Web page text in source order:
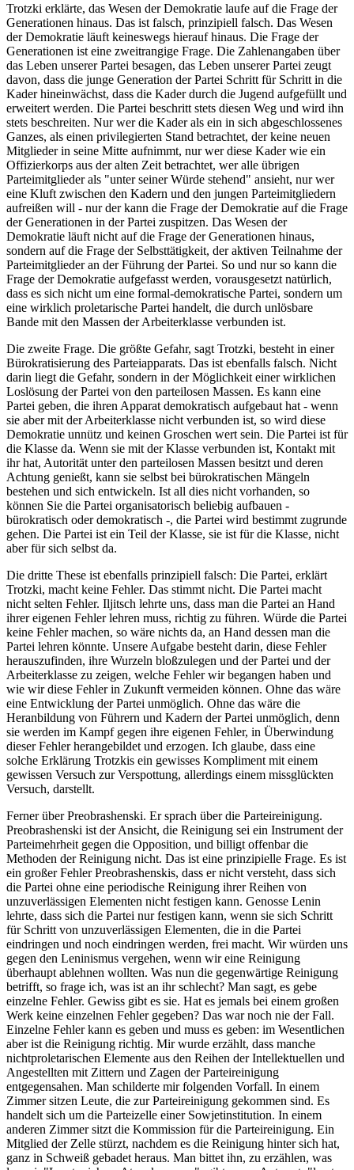
Trotzki erklärte, das Wesen der Demokratie laufe auf die Frage der
Generationen hinaus. Das ist falsch, prinzipiell falsch. Das Wesen
der Demokratie läuft keineswegs hierauf hinaus. Die Frage der
Generationen ist eine zweitrangige Frage. Die Zahlenangaben über
das Leben unserer Partei besagen, das Leben unserer Partei zeugt
davon, dass die junge Generation der Partei Schritt für Schritt in die
Kader hineinwächst, dass die Kader durch die Jugend aufgefüllt und
erweitert werden. Die Partei beschritt stets diesen Weg und wird ihn
stets beschreiten. Nur wer die Kader als ein in sich abgeschlossenes
Ganzes, als einen privilegierten Stand betrachtet, der keine neuen
Mitglieder in seine Mitte aufnimmt, nur wer diese Kader wie ein
Offizierkorps aus der alten Zeit betrachtet, wer alle übrigen
Parteimitglieder als "unter seiner Würde stehend" ansieht, nur wer
eine Kluft zwischen den Kadern und den jungen Parteimitgliedern
aufreißen will - nur der kann die Frage der Demokratie auf die Frage
der Generationen in der Partei zuspitzen. Das Wesen der
Demokratie läuft nicht auf die Frage der Generationen hinaus,
sondern auf die Frage der Selbsttätigkeit, der aktiven Teilnahme der
Parteimitglieder an der Führung der Partei. So und nur so kann die
Frage der Demokratie aufgefasst werden, vorausgesetzt natürlich,
dass es sich nicht um eine formal-demokratische Partei, sondern um
eine wirklich proletarische Partei handelt, die durch unlösbare
Bande mit den Massen der Arbeiterklasse verbunden ist.
Die zweite Frage. Die größte Gefahr, sagt Trotzki, besteht in einer
Bürokratisierung des Parteiapparats. Das ist ebenfalls falsch. Nicht
darin liegt die Gefahr, sondern in der Möglichkeit einer wirklichen
Loslösung der Partei von den parteilosen Massen. Es kann eine
Partei geben, die ihren Apparat demokratisch aufgebaut hat - wenn
sie aber mit der Arbeiterklasse nicht verbunden ist, so wird diese
Demokratie unnütz und keinen Groschen wert sein. Die Partei ist für
die Klasse da. Wenn sie mit der Klasse verbunden ist, Kontakt mit
ihr hat, Autorität unter den parteilosen Massen besitzt und deren
Achtung genießt, kann sie selbst bei bürokratischen Mängeln
bestehen und sich entwickeln. Ist all dies nicht vorhanden, so
können Sie die Partei organisatorisch beliebig aufbauen -
bürokratisch oder demokratisch -, die Partei wird bestimmt zugrunde
gehen. Die Partei ist ein Teil der Klasse, sie ist für die Klasse, nicht
aber für sich selbst da.
Die dritte These ist ebenfalls prinzipiell falsch: Die Partei, erklärt
Trotzki, macht keine Fehler. Das stimmt nicht. Die Partei macht
nicht selten Fehler. Iljitsch lehrte uns, dass man die Partei an Hand
ihrer eigenen Fehler lehren muss, richtig zu führen. Würde die Partei
keine Fehler machen, so wäre nichts da, an Hand dessen man die
Partei lehren könnte. Unsere Aufgabe besteht darin, diese Fehler
herauszufinden, ihre Wurzeln bloßzulegen und der Partei und der
Arbeiterklasse zu zeigen, welche Fehler wir begangen haben und
wie wir diese Fehler in Zukunft vermeiden können. Ohne das wäre
eine Entwicklung der Partei unmöglich. Ohne das wäre die
Heranbildung von Führern und Kadern der Partei unmöglich, denn
sie werden im Kampf gegen ihre eigenen Fehler, in Überwindung
dieser Fehler herangebildet und erzogen. Ich glaube, dass eine
solche Erklärung Trotzkis ein gewisses Kompliment mit einem
gewissen Versuch zur Verspottung, allerdings einem missglückten
Versuch, darstellt.
Ferner über Preobrashenski. Er sprach über die Parteireinigung.
Preobrashenski ist der Ansicht, die Reinigung sei ein Instrument der
Parteimehrheit gegen die Opposition, und billigt offenbar die
Methoden der Reinigung nicht. Das ist eine prinzipielle Frage. Es ist
ein großer Fehler Preobrashenskis, dass er nicht versteht, dass sich
die Partei ohne eine periodische Reinigung ihrer Reihen von
unzuverlässigen Elementen nicht festigen kann. Genosse Lenin
lehrte, dass sich die Partei nur festigen kann, wenn sie sich Schritt
für Schritt von unzuverlässigen Elementen, die in die Partei
eindringen und noch eindringen werden, frei macht. Wir würden uns
gegen den Leninismus vergehen, wenn wir eine Reinigung
überhaupt ablehnen wollten. Was nun die gegenwärtige Reinigung
betrifft, so frage ich, was ist an ihr schlecht? Man sagt, es gebe
einzelne Fehler. Gewiss gibt es sie. Hat es jemals bei einem großen
Werk keine einzelnen Fehler gegeben? Das war noch nie der Fall.
Einzelne Fehler kann es geben und muss es geben: im Wesentlichen
aber ist die Reinigung richtig. Mir wurde erzählt, dass manche
nichtproletarischen Elemente aus den Reihen der Intellektuellen und
Angestellten mit Zittern und Zagen der Parteireinigung
entgegensahen. Man schilderte mir folgenden Vorfall. In einem
Zimmer sitzen Leute, die zur Parteireinigung gekommen sind. Es
handelt sich um die Parteizelle einer Sowjetinstitution. In einem
anderen Zimmer sitzt die Kommission für die Parteireinigung. Ein
Mitglied der Zelle stürzt, nachdem es die Reinigung hinter sich hat,
ganz in Schweiß gebadet heraus. Man bittet ihn, zu erzählen, was